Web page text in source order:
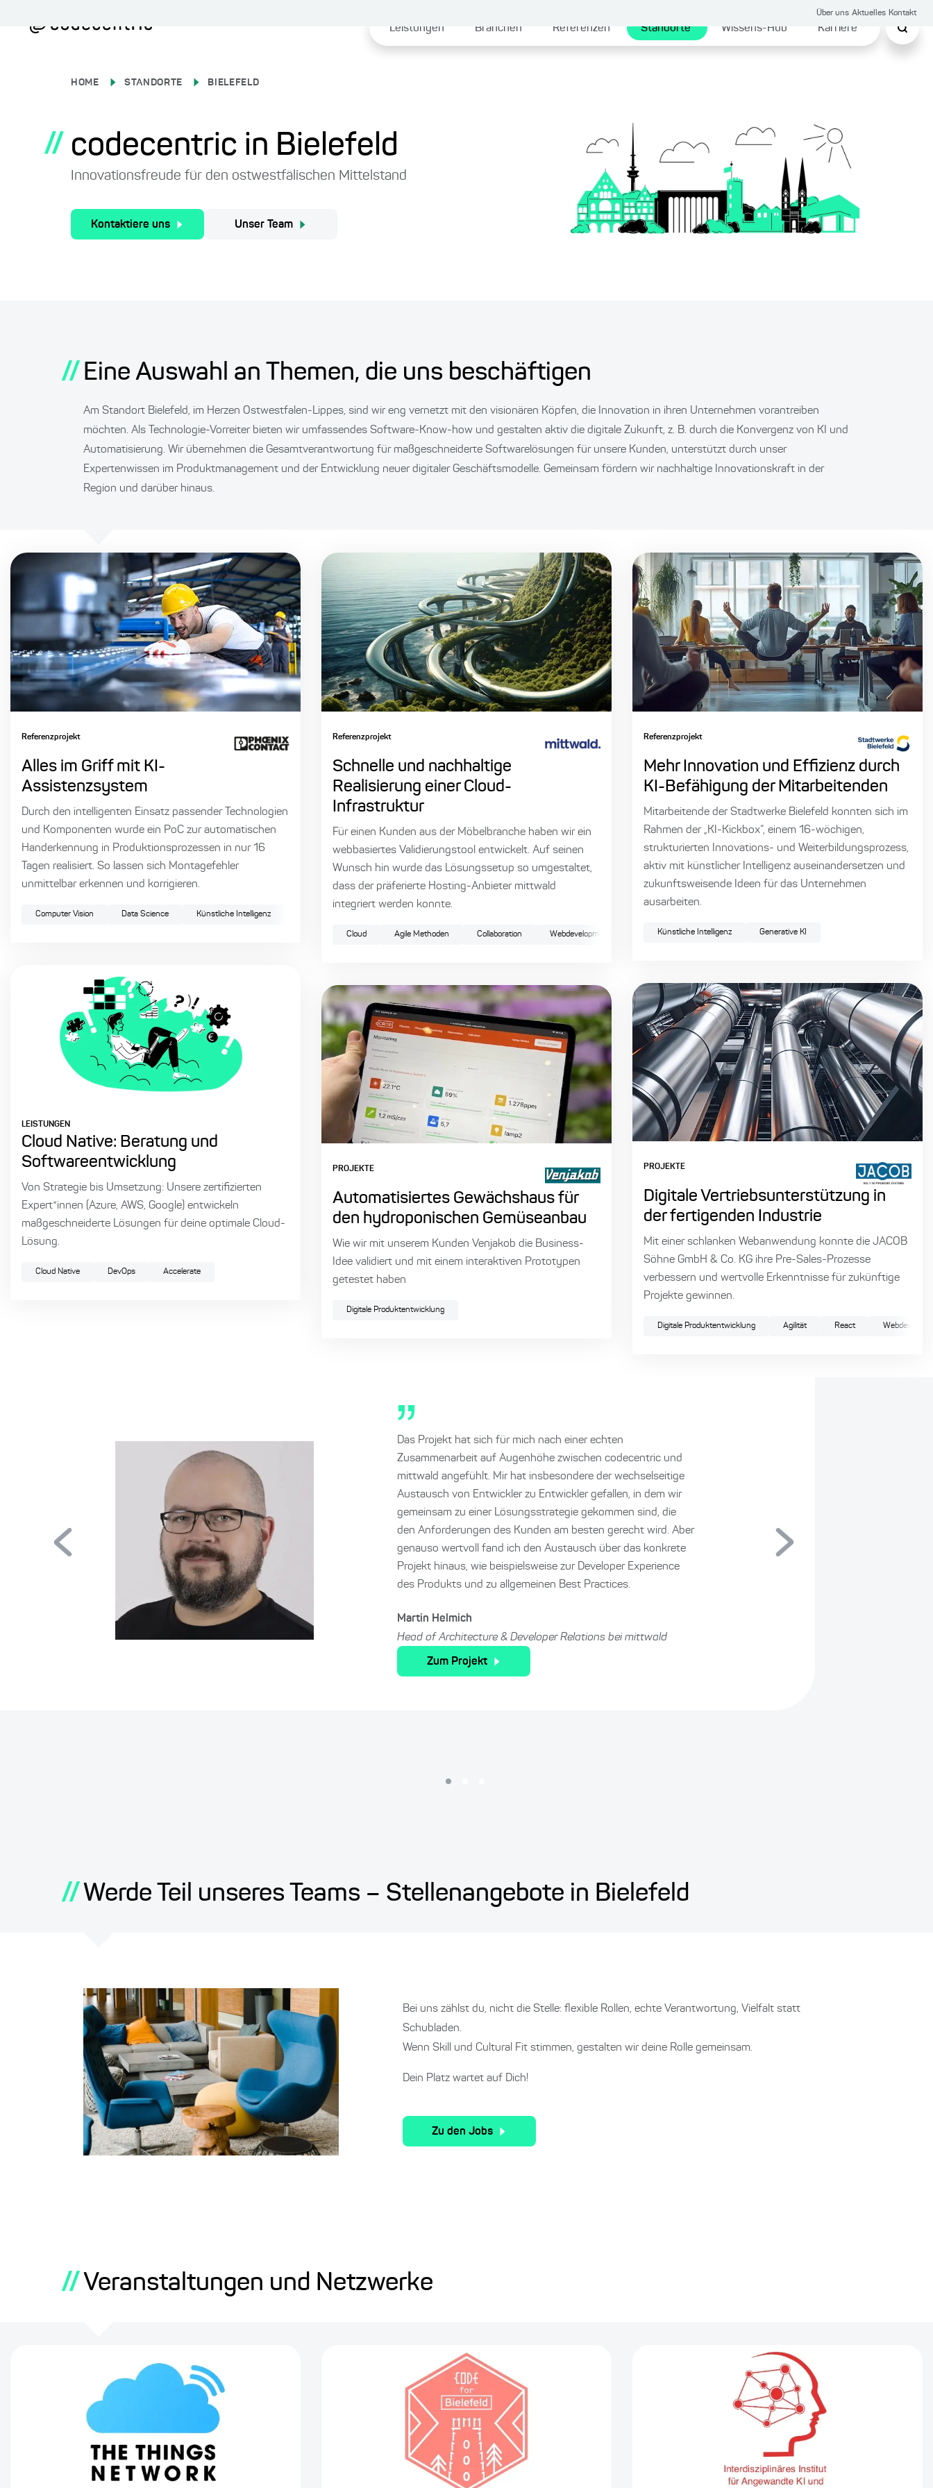
Über uns Aktuelles Kontakt
Leistungen Branchen Referenzen Standorte Wissens-Hub Karriere
HOME STANDORTE BIELEFELD
// codecentric in Bielefeld
Innovationsfreude für den ostwestfälischen Mittelstand
Kontaktiere uns Unser Team
// Eine Auswahl an Themen, die uns beschäftigen
Am Standort Bielefeld, im Herzen Ostwestfalen-Lippes, sind wir eng vernetzt mit den visionären Köpfen, die Innovation in ihren Unternehmen vorantreiben
möchten. Als Technologie-Vorreiter bieten wir umfassendes Software-Know-how und gestalten aktiv die digitale Zukunft, z. B. durch die Konvergenz von KI und
Automatisierung. Wir übernehmen die Gesamtverantwortung für maßgeschneiderte Softwarelösungen für unsere Kunden, unterstützt durch unser
Expertenwissen im Produktmanagement und der Entwicklung neuer digitaler Geschäftsmodelle. Gemeinsam fördern wir nachhaltige Innovationskraft in der
Region und darüber hinaus.
Referenzprojekt
Alles im Griff mit KI-
Assistenzsystem
Durch den intelligenten Einsatz passender Technologien
und Komponenten wurde ein PoC zur automatischen
Handerkennung in Produktionsprozessen in nur 16
Tagen realisiert. So lassen sich Montagefehler
unmittelbar erkennen und korrigieren.
Computer Vision Data Science Künstliche Intelligenz
LEISTUNGEN
Cloud Native: Beratung und
Softwareentwicklung
Von Strategie bis Umsetzung: Unsere zertifizierten
Expert*innen (Azure, AWS, Google) entwickeln
maßgeschneiderte Lösungen für deine optimale Cloud-
Lösung.
Cloud Native DevOps Accelerate
Referenzprojekt
Schnelle und nachhaltige
Realisierung einer Cloud-
Infrastruktur
Für einen Kunden aus der Möbelbranche haben wir ein
webbasiertes Validierungstool entwickelt. Auf seinen
Wunsch hin wurde das Lösungssetup so umgestaltet,
dass der präferierte Hosting-Anbieter mittwald
integriert werden konnte.
Cloud Agile Methoden Collaboration Webdevelopment
PROJEKTE
Automatisiertes Gewächshaus für
den hydroponischen Gemüseanbau
Wie wir mit unserem Kunden Venjakob die Business-
Idee validiert und mit einem interaktiven Prototypen
getestet haben
Digitale Produktentwicklung
Referenzprojekt
Mehr Innovation und Effizienz durch
KI-Befähigung der Mitarbeitenden
Mitarbeitende der Stadtwerke Bielefeld konnten sich im
Rahmen der „KI-Kickbox“, einem 16-wöchigen,
strukturierten Innovations- und Weiterbildungsprozess,
aktiv mit künstlicher Intelligenz auseinandersetzen und
zukunftsweisende Ideen für das Unternehmen
ausarbeiten.
Künstliche Intelligenz Generative KI
PROJEKTE
Digitale Vertriebsunterstützung in
der fertigenden Industrie
Mit einer schlanken Webanwendung konnte die JACOB
Söhne GmbH & Co. KG ihre Pre-Sales-Prozesse
verbessern und wertvolle Erkenntnisse für zukünftige
Projekte gewinnen.
Digitale Produktentwicklung Agilität React
Das Projekt hat sich für mich nach einer echten
Zusammenarbeit auf Augenhöhe zwischen codecentric und
mittwald angefühlt. Mir hat insbesondere der wechselseitige
Austausch von Entwickler zu Entwickler gefallen, in dem wir
gemeinsam zu einer Lösungsstrategie gekommen sind, die
den Anforderungen des Kunden am besten gerecht wird. Aber
genauso wertvoll fand ich den Austausch über das konkrete
Projekt hinaus, wie beispielsweise zur Developer Experience
des Produkts und zu allgemeinen Best Practices.
Martin Helmich
Head of Architecture & Developer Relations bei mittwald
Zum Projekt
//Werde Teil unseres Teams – Stellenangebote in Bielefeld
Bei uns zählst du, nicht die Stelle: flexible Rollen, echte Verantwortung, Vielfalt statt
Schubladen.
Wenn Skill und Cultural Fit stimmen, gestalten wir deine Rolle gemeinsam.
Dein Platz wartet auf Dich!
Zu den Jobs
// Veranstaltungen und Netzwerke